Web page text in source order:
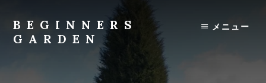
content
BEGINNERS
GARDEN
メニュー